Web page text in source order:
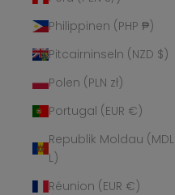
Philippinen (PHP ₱)
Pitcairninseln (NZD $)
Polen (PLN zł)
Portugal (EUR €)
Republik Moldau (MDL
L)
Réunion (EUR €)